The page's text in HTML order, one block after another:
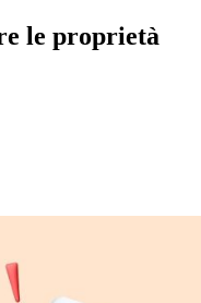
le proprietà